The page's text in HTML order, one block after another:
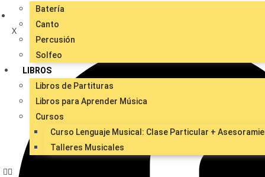
Batería
Canto
Percusión
Solfeo
LIBROS
Libros de Partituras
Libros para Aprender Música
Cursos
Curso Lenguaje Musical: Clase Particular +
Talleres Musicales
X